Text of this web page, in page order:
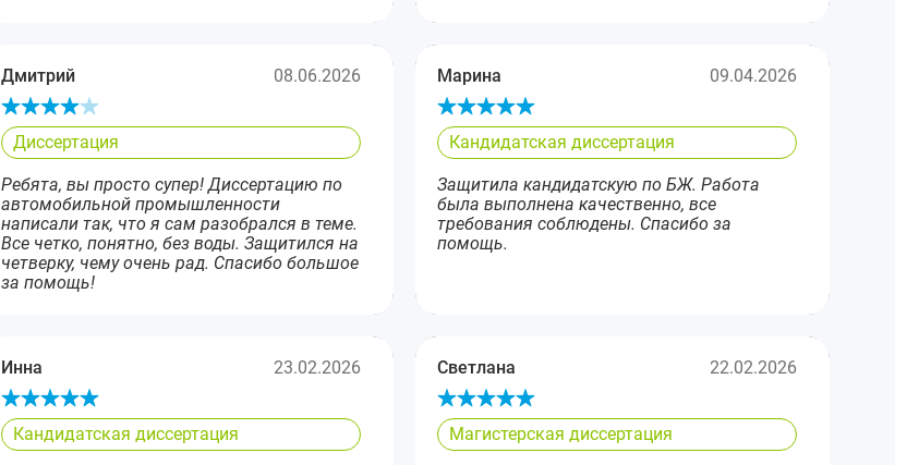
Дмитрий 08.06.2026
Диссертация
Ребята, вы просто супер! Диссертацию по
автомобильной промышленности
написали так, что я сам разобрался в теме.
Все четко, понятно, без воды. Защитился на
четверку, чему очень рад. Спасибо большое
за помощь!
Марина 09.04.2026
Кандидатская диссертация
Защитила кандидатскую по БЖ. Работа
была выполнена качественно, все
требования соблюдены. Спасибо за
помощь.
Инна 23.02.2026
Кандидатская диссертация
Светлана 22.02.2026
Магистерская диссертация